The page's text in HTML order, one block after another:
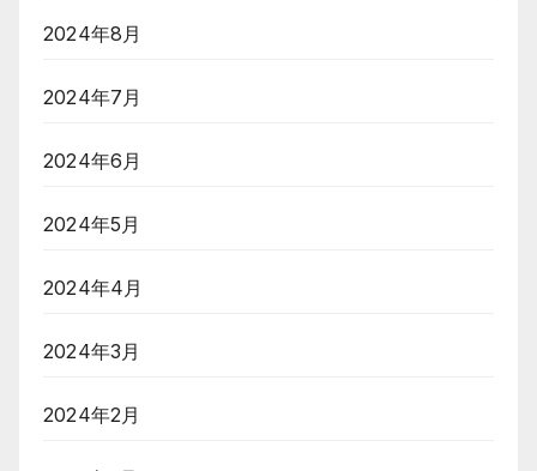
2024年8月
2024年7月
2024年6月
2024年5月
2024年4月
2024年3月
2024年2月